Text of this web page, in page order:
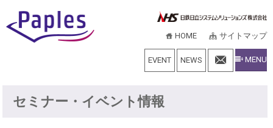
HOME サイトマップ
MENU
NEWS
EVENT
セミナー・イベント情報